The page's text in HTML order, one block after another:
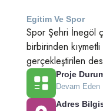
Egitim Ve Spor
Spor Şehri İnegöl
birbirinden
gerçekleştirilen
Proje
Devam Eden
Adres